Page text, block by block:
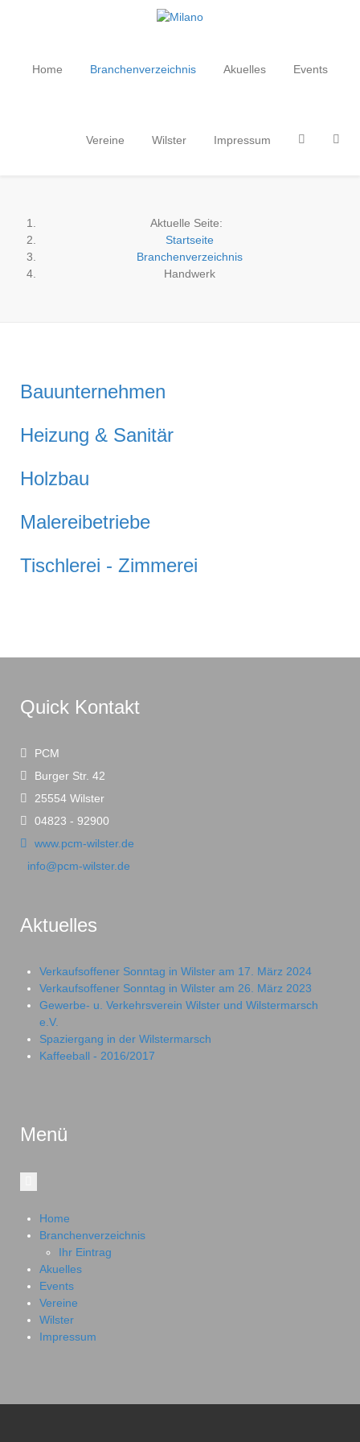
Home Branchenverzeichnis Akuelles Events
Vereine Wilster Impressum
Aktuelle Seite:
Startseite
Branchenverzeichnis
Handwerk
Bauunternehmen
Heizung & Sanitär
Holzbau
Malereibetriebe
Tischlerei - Zimmerei
Quick Kontakt
PCM
Burger Str. 42
25554 Wilster
04823 - 92900
www.pcm-wilster.de
info@pcm-wilster.de
Aktuelles
Verkaufsoffener Sonntag in Wilster am 17. März 2024
Verkaufsoffener Sonntag in Wilster am 26. März 2023
Gewerbe- u. Verkehrsverein Wilster und Wilstermarsch
e.V.
Spaziergang in der Wilstermarsch
Kaffeeball - 2016/2017
Menü
Home
Branchenverzeichnis
Ihr Eintrag
Akuelles
Events
Vereine
Wilster
Impressum